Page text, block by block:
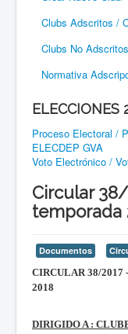
Clubs Adscritos /
Clubs No
Normativa
ELECCIONES
Proceso Electoral /
ELECDEP GVA
Voto Electrónico /
Circular
temporada
Documentos
CIRCULAR 38/2017
2018
DIRIGIDO A :